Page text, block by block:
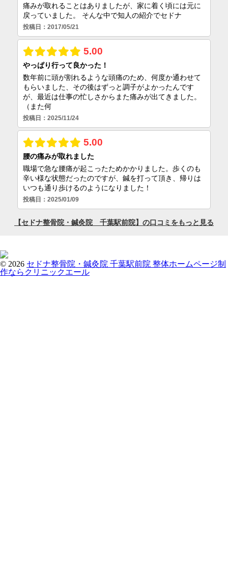
© 2026 セドナ整骨院・鍼灸院 千葉駅前院 整体ホームページ制
作ならクリニックエール